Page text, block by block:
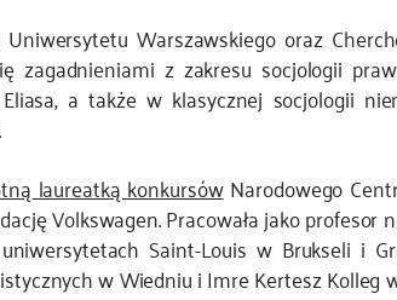
Warszawskiego oraz
zagadnieniami z zakresu socjologii
a także w klasycznej socjologii
laureatką konkursówNarodowego
Volkswagen. Pracowała jako
Saint-Louis w Brukseli i
w Wiedniu i Imre Kertesz Kolleg